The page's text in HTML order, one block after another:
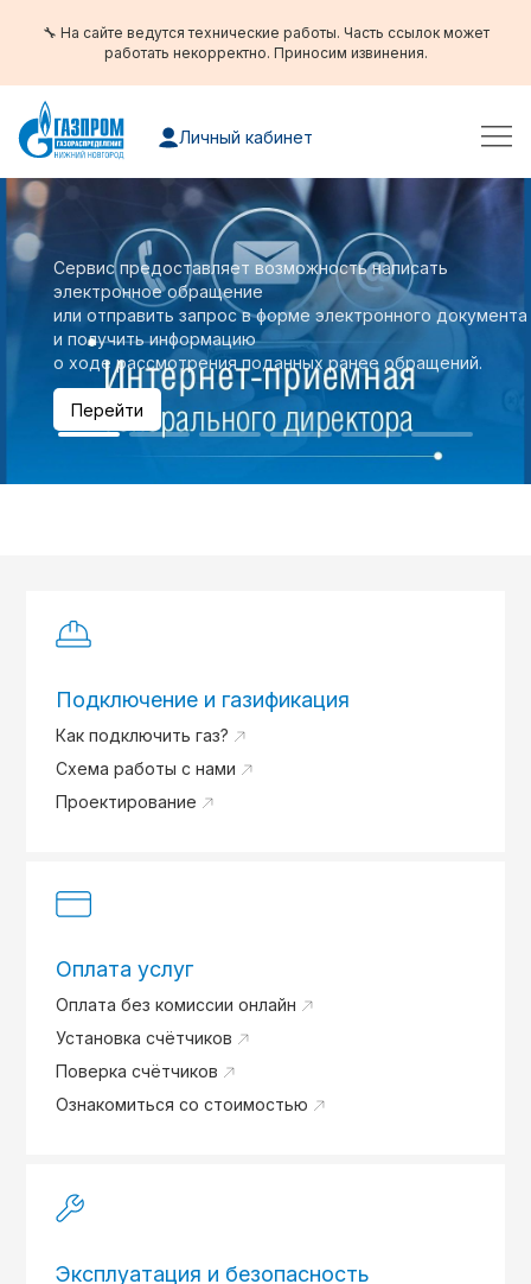
🔧 На сайте ведутся технические работы. Часть ссылок может
работать некорректно. Приносим извинения.
Личный кабинет
Сервис предоставляет возможность написать
электронное обращение
или отправить запрос в форме электронного документа
и получить информацию
о ходе рассмотрения поданных ранее обращений.
Перейти
Подключение и газификация
Как подключить газ?
Схема работы с нами
Проектирование
Оплата услуг
Оплата без комиссии онлайн
Установка счётчиков
Поверка счётчиков
Ознакомиться со стоимостью
Эксплуатация и безопасность